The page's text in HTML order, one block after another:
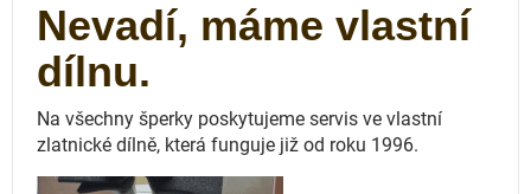
Nevadí, máme vlastní
dílnu.
Na všechny šperky poskytujeme servis ve vlastní
zlatnické dílně, která funguje již od roku 1996.